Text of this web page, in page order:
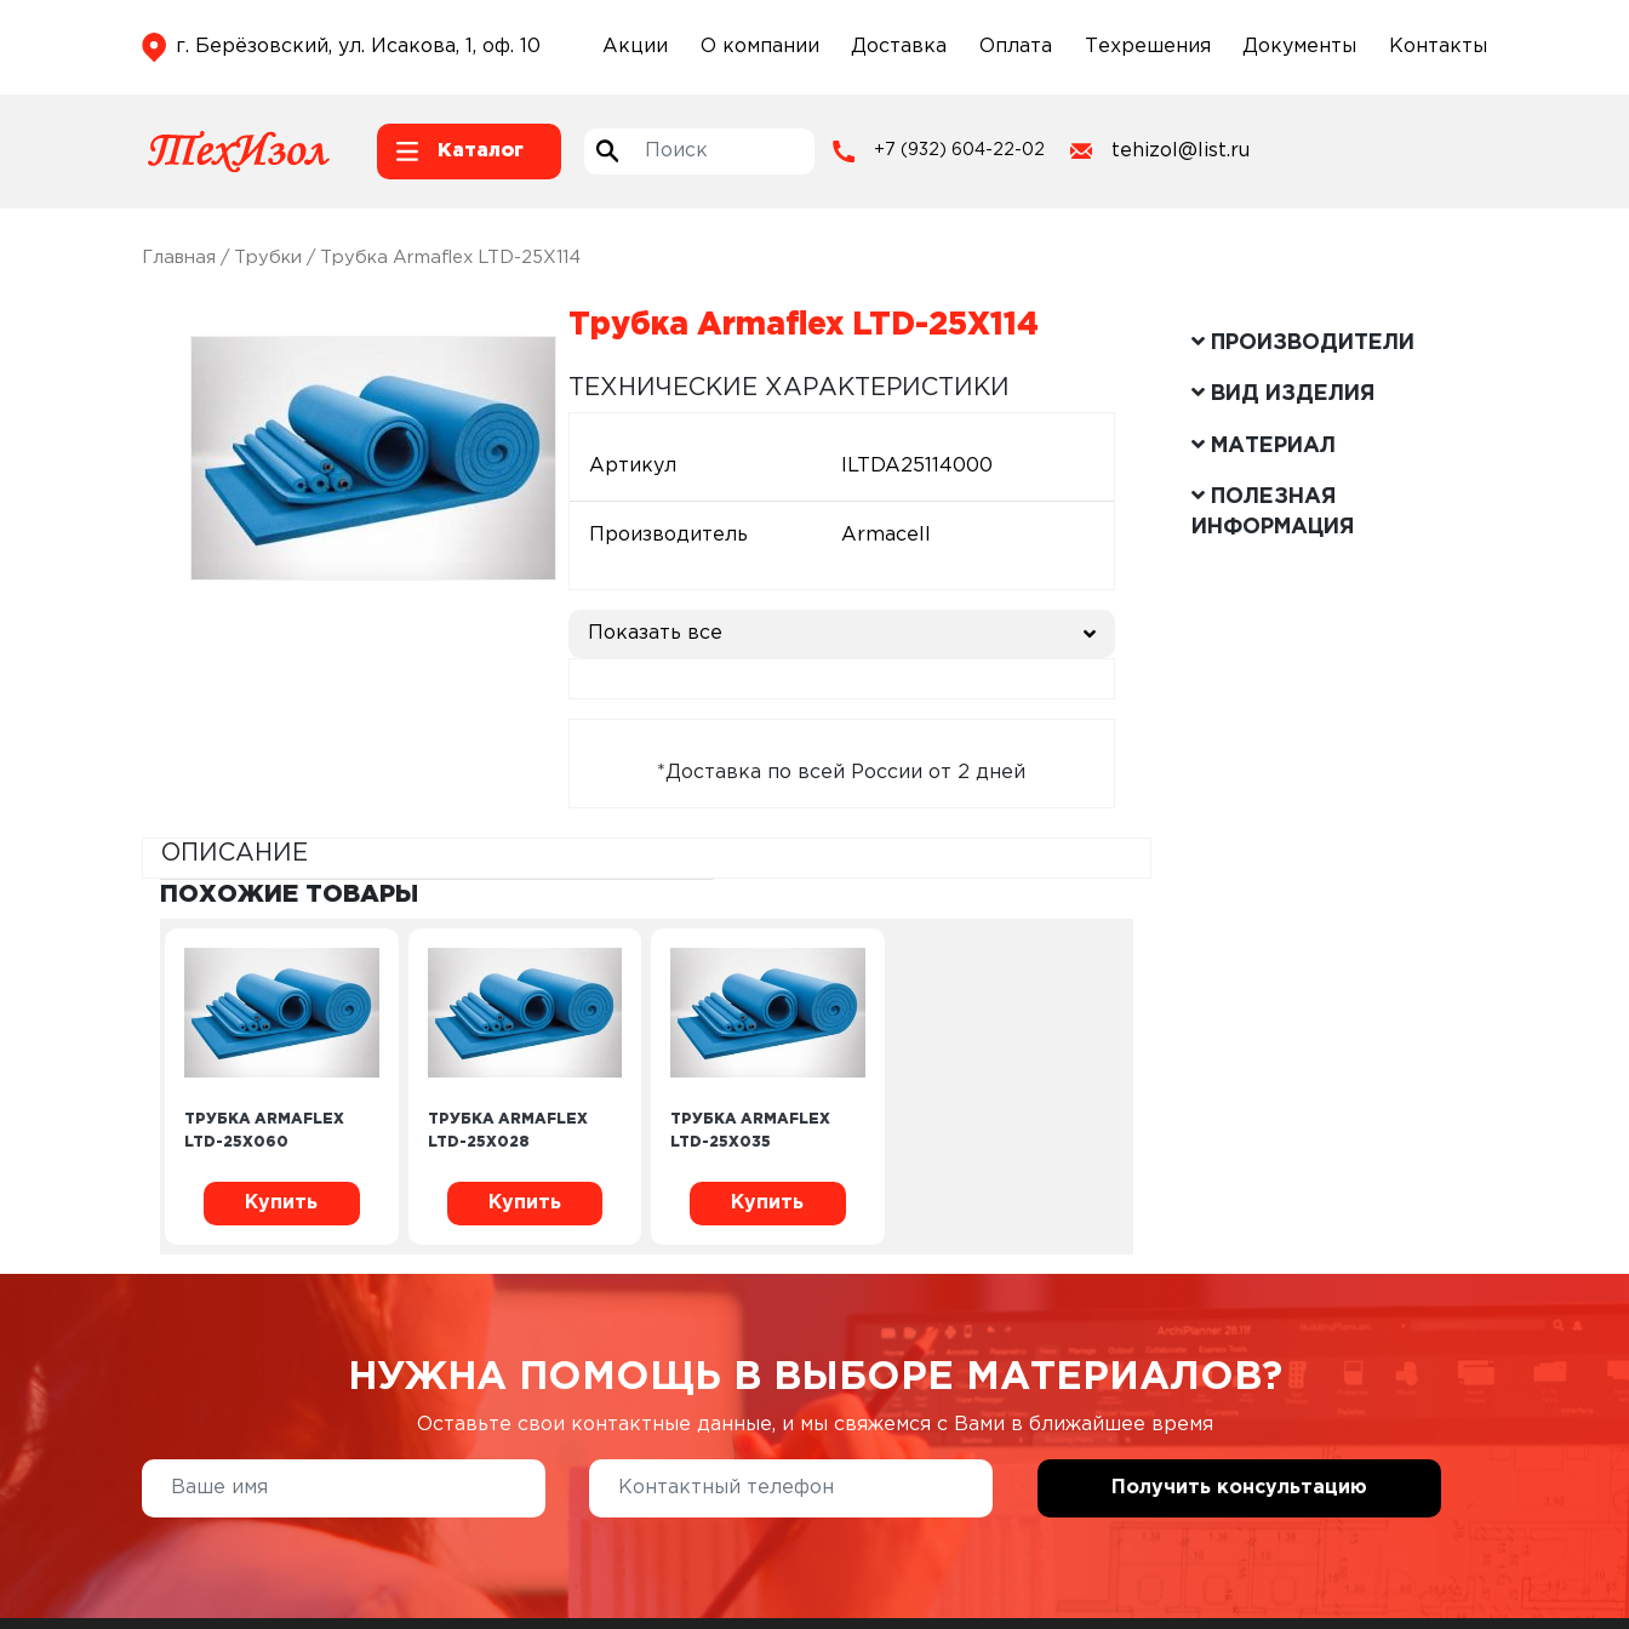
г. Берёзовский, ул. Исакова, 1, оф. 10 Акции О компании Доставка Оплата Техрешения Документы Контакты
Каталог +7 (932) 604-22-02 tehizol@list.ru
Главная / Трубки / Трубка Armaflex LTD-25X114
Трубка Armaflex LTD-25X114
ТЕХНИЧЕСКИЕ ХАРАКТЕРИСТИКИ
Артикул ILTDA25114000
Производитель Armacell
Показать все
*Доставка по всей России от 2 дней
ОПИСАНИЕ
ПОХОЖИЕ ТОВАРЫ
ТРУБКА ARMAFLEX
LTD-25X060
Купить
ТРУБКА ARMAFLEX
LTD-25X028
Купить
ТРУБКА ARMAFLEX
LTD-25X035
Купить
ПРОИЗВОДИТЕЛИ
ВИД ИЗДЕЛИЯ
МАТЕРИАЛ
ПОЛЕЗНАЯ
ИНФОРМАЦИЯ
НУЖНА ПОМОЩЬ В ВЫБОРЕ МАТЕРИАЛОВ?
Оставьте свои контактные данные, и мы свяжемся с Вами в ближайшее время